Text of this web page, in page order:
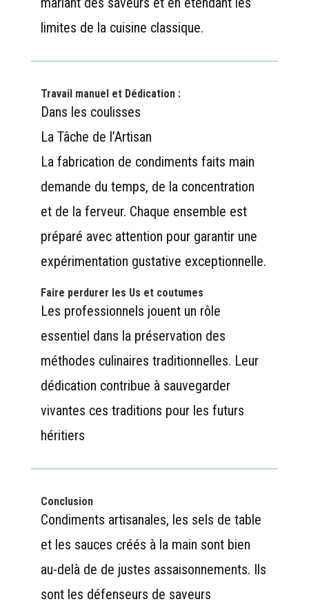
limites de la cuisine classique.
Travail manuel et Dédication :
Dans les coulisses
La Tâche de l’Artisan
La fabrication de condiments faits main
demande du temps, de la concentration
et de la ferveur. Chaque ensemble est
préparé avec attention pour garantir une
expérimentation gustative exceptionnelle.
Faire perdurer les Us et coutumes
Les professionnels jouent un rôle
essentiel dans la préservation des
méthodes culinaires traditionnelles. Leur
dédication contribue à sauvegarder
vivantes ces traditions pour les futurs
héritiers
Conclusion
Condiments artisanales, les sels de table
et les sauces créés à la main sont bien
au-delà de de justes assaisonnements. Ils
sont les défenseurs de saveurs